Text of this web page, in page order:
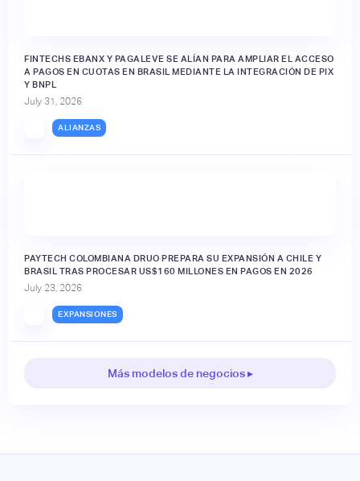
FINTECHS EBANX Y PAGALEVE SE ALÍAN PARA AMPLIAR EL ACCESO
A PAGOS EN CUOTAS EN BRASIL MEDIANTE LA INTEGRACIÓN DE PIX
Y BNPL
July 31, 2026
ALIANZAS
PAYTECH COLOMBIANA DRUO PREPARA SU EXPANSIÓN A CHILE Y
BRASIL TRAS PROCESAR US$160 MILLONES EN PAGOS EN 2026
July 23, 2026
EXPANSIONES
Más modelos de negocios ▸